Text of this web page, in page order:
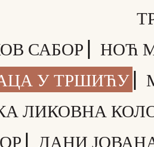
САБОР | НОЋ
У ТРШИЋУ|
ЛИКОВНА
| ДАНИ